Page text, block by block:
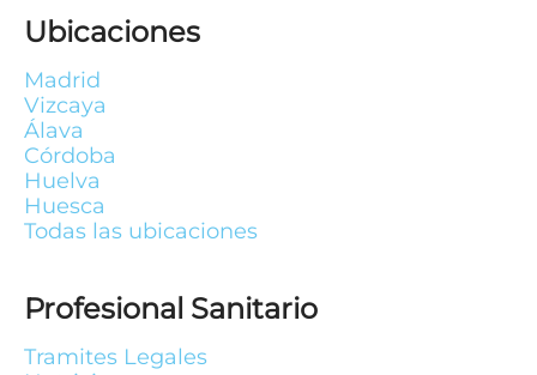
Ubicaciones
Madrid
Vizcaya
Álava
Córdoba
Huelva
Huesca
Todas las ubicaciones
Profesional Sanitario
Tramites Legales